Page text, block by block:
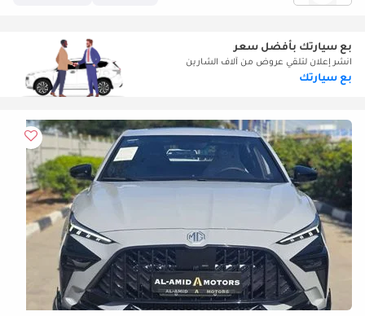
بع سيارتك بأفضل سعر
انشر إعلان لتلقي عروض من آلاف الشارين
بع سيارتك